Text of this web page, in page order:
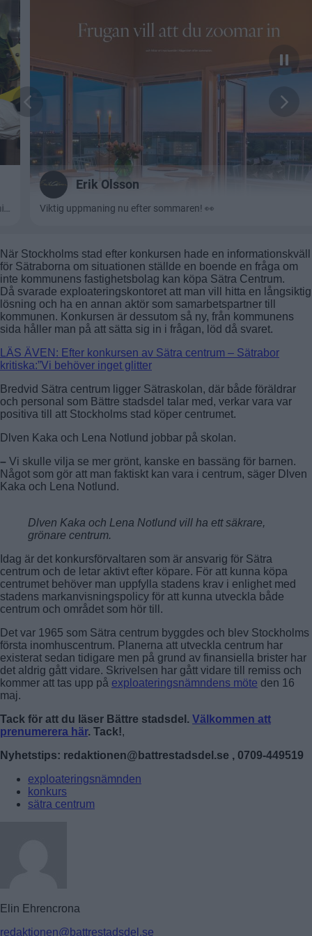
När Stockholms stad efter konkursen hade en informationskväll
för Sätraborna om situationen ställde en boende en fråga om
inte kommunens fastighetsbolag kan köpa Sätra Centrum.
Då svarade exploateringskontoret att man vill hitta en långsiktig
lösning och ha en annan aktör som samarbetspartner till
kommunen. Konkursen är dessutom så ny, från kommunens
sida håller man på att sätta sig in i frågan, löd då svaret.
LÄS ÄVEN: Efter konkursen av Sätra centrum – Sätrabor
kritiska:”Vi behöver inget glitter
Bredvid Sätra centrum ligger Sätraskolan, där både föräldrar
och personal som Bättre stadsdel talar med, verkar vara var
positiva till att Stockholms stad köper centrumet.
Dlven Kaka och Lena Notlund jobbar på skolan.
– Vi skulle vilja se mer grönt, kanske en bassäng för barnen.
Något som gör att man faktiskt kan vara i centrum, säger Dlven
Kaka och Lena Notlund.
Dlven Kaka och Lena Notlund vill ha ett säkrare,
grönare centrum.
Idag är det konkursförvaltaren som är ansvarig för Sätra
centrum och de letar aktivt efter köpare. För att kunna köpa
centrumet behöver man uppfylla stadens krav i enlighet med
stadens markanvisningspolicy för att kunna utveckla både
centrum och området som hör till.
Det var 1965 som Sätra centrum byggdes och blev Stockholms
första inomhuscentrum. Planerna att utveckla centrum har
existerat sedan tidigare men på grund av finansiella brister har
det aldrig gått vidare. Skrivelsen har gått vidare till remiss och
kommer att tas upp på exploateringsnämndens möte den 16
maj.
Tack för att du läser Bättre stadsdel. Välkommen att
prenumerera här. Tack!,
Nyhetstips: redaktionen@battrestadsdel.se , 0709-449519
exploateringsnämnden
konkurs
sätra centrum
Elin Ehrencrona
redaktionen@battrestadsdel.se